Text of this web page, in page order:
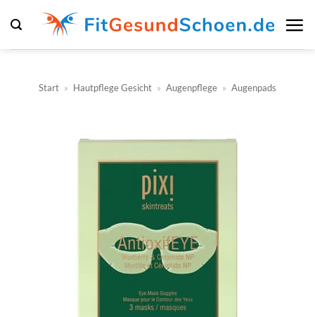
Inhalt
springen
Start » Hautpflege Gesicht » Augenpflege » Augenpads